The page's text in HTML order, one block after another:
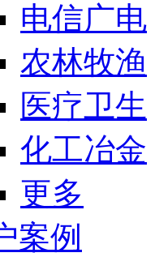
电信广电
农林牧渔
医疗卫生
化工冶金
更多
案例